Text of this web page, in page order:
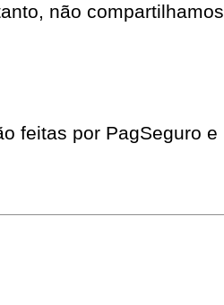
não compartilhamos
feitas por PagSeguro e